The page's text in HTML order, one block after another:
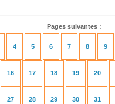
Pages suivantes :
4 5 6 7 8 9
16 17 18 19 20
27 28 29 30 31